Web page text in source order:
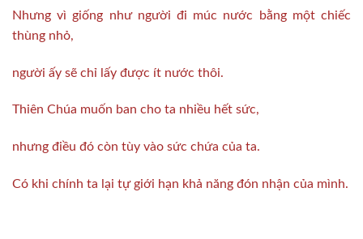
Nhưng vì giống như người đi múc nước bằng một chiếc
thùng nhỏ,
người ấy sẽ chỉ lấy được ít nước thôi.
Thiên Chúa muốn ban cho ta nhiều hết sức,
nhưng điều đó còn tùy vào sức chứa của ta.
Có khi chính ta lại tự giới hạn khả năng đón nhận của mình.